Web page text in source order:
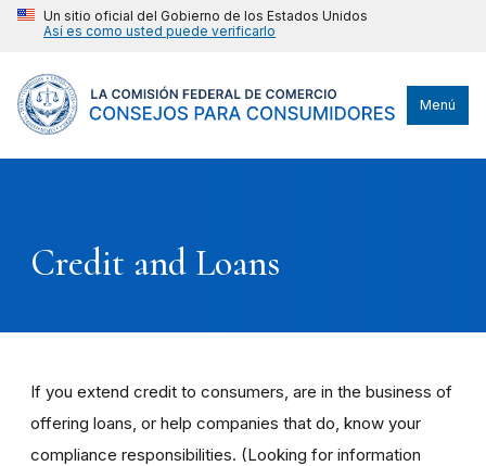
Un sitio oficial del Gobierno de los Estados Unidos
Así es como usted puede verificarlo
Menú
Credit and Loans
If you extend credit to consumers, are in the business of
offering loans, or help companies that do, know your
compliance responsibilities. (Looking for information